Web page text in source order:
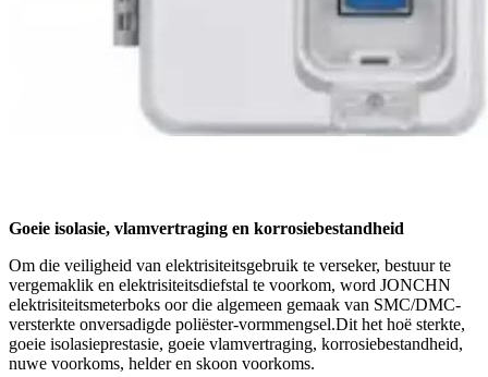
Goeie isolasie, vlamvertraging en korrosiebestandheid
Om die veiligheid van elektrisiteitsgebruik te verseker, bestuur te
vergemaklik en elektrisiteitsdiefstal te voorkom, word JONCHN
elektrisiteitsmeterboks oor die algemeen gemaak van SMC/DMC-
versterkte onversadigde poliëster-vormmengsel.Dit het hoë sterkte,
goeie isolasieprestasie, goeie vlamvertraging, korrosiebestandheid,
nuwe voorkoms, helder en skoon voorkoms.